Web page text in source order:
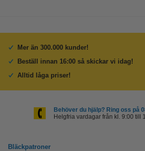
Mer än 300.000 kunder!
Beställ innan 16:00 så skickar vi idag!
Alltid låga priser!
Behöver du hjälp? Ring oss på
Helgfria vardagar från kl. 9:00 till
Bläckpatroner